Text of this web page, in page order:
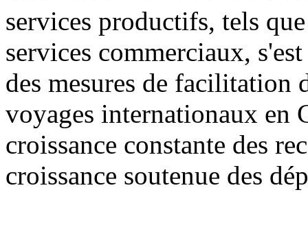
services productifs, tels
services commerciaux,
des mesures de facilitation
voyages internationaux en
croissance constante des
croissance soutenue des